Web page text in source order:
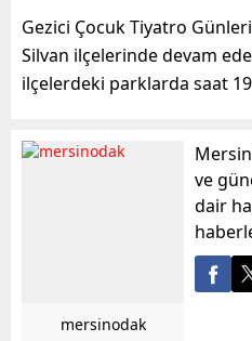
Gezici Çocuk Tiyatro
Silvan ilçelerinde devam
ilçelerdeki parklarda saat
mersinodak
ve
dair